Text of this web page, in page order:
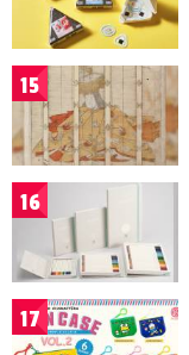
15
16
17